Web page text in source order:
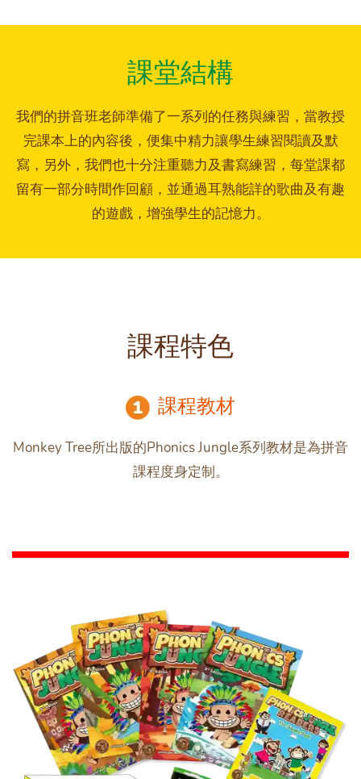
課堂結構
我們的拼音班老師準備了一系列的任務與練習，當教授
完課本上的內容後，便集中精力讓學生練習閱讀及默
寫，另外，我們也十分注重聽力及書寫練習，每堂課都
留有一部分時間作回顧，並通過耳熟能詳的歌曲及有趣
的遊戲，增強學生的記憶力。
課程特色
課程教材
Monkey Tree所出版的Phonics Jungle系列教材是為拼音
課程度身定制。